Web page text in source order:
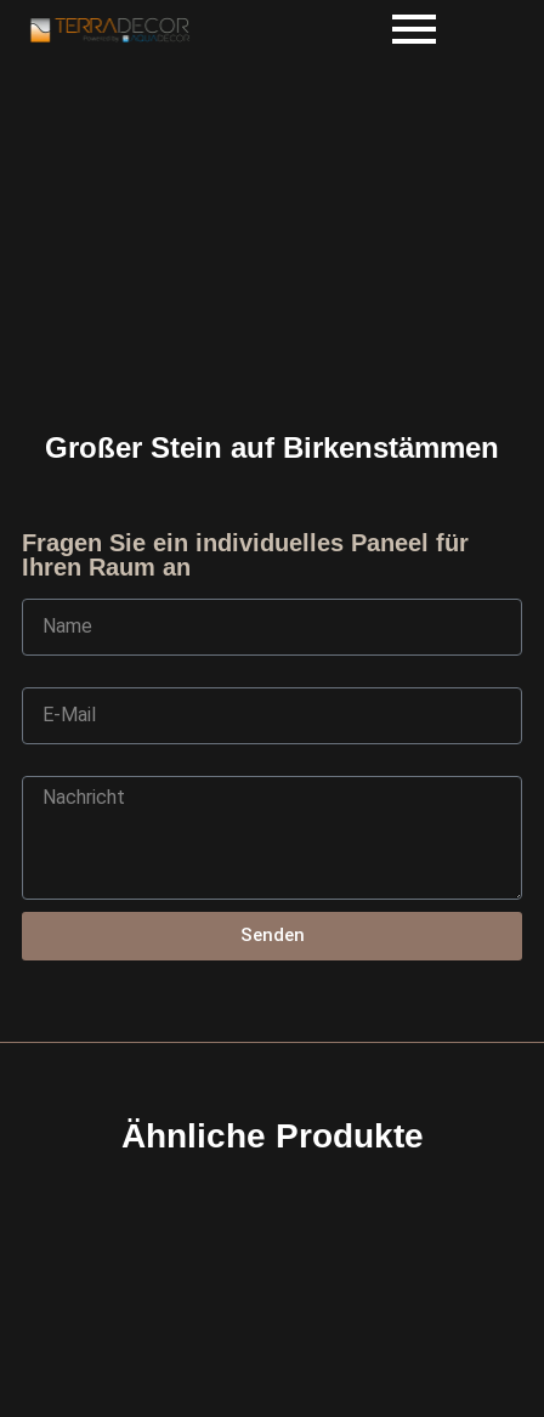
Großer Stein auf Birkenstämmen
Fragen Sie ein individuelles Paneel für
Ihren Raum an
Senden
Ähnliche Produkte
Ask TerraDecor Team